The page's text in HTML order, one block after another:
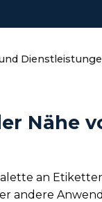
Nähe
an